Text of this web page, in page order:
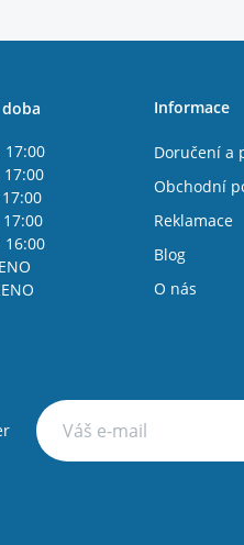
17:00
17:00
16:00
Informace
Doručení a
Obchodní
Reklamace
Blog
O nás